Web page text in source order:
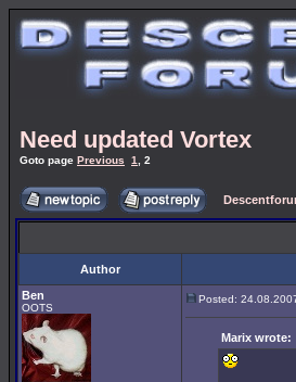
Need updated Vortex
Goto page Previous 1 2
Author
Ben
OOTS
Posted:
Marix wrote: